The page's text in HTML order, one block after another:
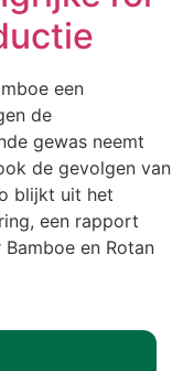
een
de
gewas neemt
de gevolgen van
blijkt uit het
een rapport
en Rotan